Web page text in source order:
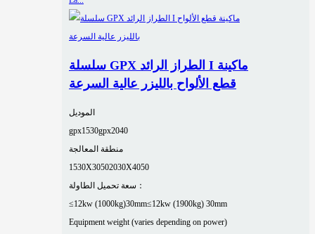
سلسلة GPX الطراز الرائد I ماكينة
قطع الألواح بالليزر عالية السرعة
الموديل
gpx1530gpx2040
منطقة المعالجة
1530X30502030X4050
سعة تحميل الطاولة：
≤12kw (1000kg)30mm≤12kw (1900kg) 30mm
Equipment weight (varies depending on power)